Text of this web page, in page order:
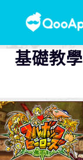
基礎教學